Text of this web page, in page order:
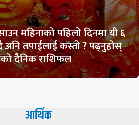
महिनाको पहिलो दिनमा यी ६
अनि तपाईलाई कस्तो ? पढ्नुहोस्
दैनिक राशिफल
आर्थिक